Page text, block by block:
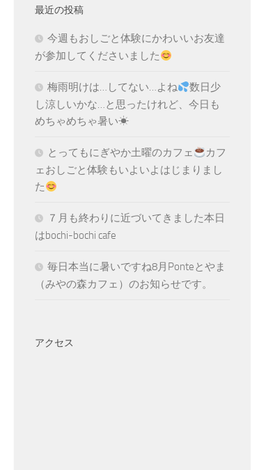
最近の投稿
今週もおしごと体験にかわいいお友達
が参加してくださいました
梅雨明けは…してない…よね
数日少
し涼しいかな…と思ったけれど、今日も
めちゃめちゃ暑い☀
とってもにぎやか土曜のカフェ
カフ
ェおしごと体験もいよいよはじまりまし
た
７月も終わりに近づいてきました本日
はbochi-bochi cafe
毎日本当に暑いですね8月Ponteとやま
（みやの森カフェ）のお知らせです。
アクセス